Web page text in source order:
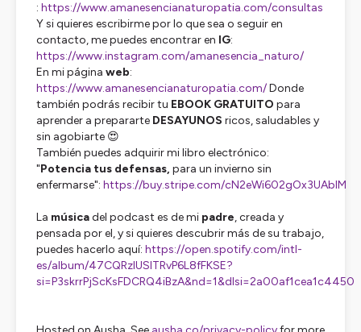
: https://www.amanesencianaturopatia.com/consultas
Y si quieres escribirme por lo que sea o seguir en
contacto, me puedes encontrar en IG:
https://www.instagram.com/amanesencia_naturo/
En mi página web:
https://www.amanesencianaturopatia.com/Donde
también podrás recibir tu EBOOK GRATUITO para
aprender a prepararte DESAYUNOS ricos, saludables y
sin agobiarte 😍
También puedes adquirir mi libro electrónico:
"Potencia tus defensas, para un invierno sin
enfermarse": https://buy.stripe.com/cN2eWi602gOx3UAbIM
La músicadel podcast es de mi padre, creada y
pensada por el, y si quieres descubrir más de su trabajo,
puedes hacerlo aquí: https://open.spotify.com/intl-
es/album/47CQRzlUSlTRvP6L8fFKSE?
si=P3skrrPjScKsFDCRQ4iBzA&nd=1&dlsi=2a00af1cea1c4450